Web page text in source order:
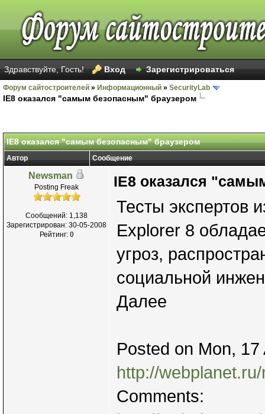
Здравствуйте, Гость! Вход Зарегистрироваться
Форум сайтостроителей » Информационный » SecurityLab
IE8 оказался "самым безопасным" браузером
IE8 оказался "самым безопасным" браузером
Автор Сообщение
Newsman
Posting Freak
Сообщений: 1,138
Зарегистрирован: 30-05-2008
Рейтинг: 0
IE8 оказался
Тесты экспертов
Explorer 8
угроз,
социальной
Далее
Posted on Mon,
http://
Comments: